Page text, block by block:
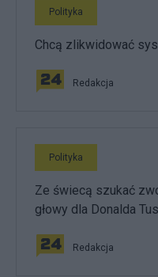
Polityka
Chcą zlikwidować
Redakcja
Polityka
Ze świecą szukać
głowy dla Donalda
Redakcja